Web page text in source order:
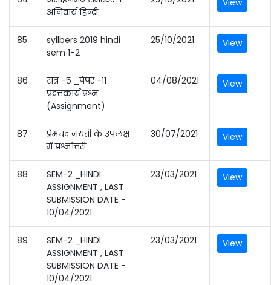
अनिवार्य हिन्दी
View
85
syllbers 2019 hindi
sem 1-2
25/10/2021 View
86
सत्र -५ _पेपर -११
प्रदत्तकार्य प्रश्न
(Assignment)
04/08/2021 View
87
प्रेमचंद जयंती के उपलक्ष
में प्रश्नोत्तरी
30/07/2021 View
88
SEM-2 _HINDI
ASSIGNMENT , LAST
SUBMISSION DATE -
10/04/2021
23/03/2021 View
89
SEM-2 _HINDI
ASSIGNMENT , LAST
SUBMISSION DATE -
10/04/2021
23/03/2021 View